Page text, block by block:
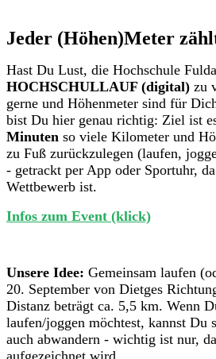
Jeder (Höhen)Meter
Hast Du Lust, die Hochschule
HOCHSCHULLAUF (digital) zu
gerne und Höhenmeter sind für
bist Du hier genau richtig: Ziel ist
Minuten so viele Kilometer und
zu Fuß zurückzulegen (laufen,
- getrackt per App oder Sportuhr,
Wettbewerb ist.
Infos zum Event (klick)
Unsere Idee: Gemeinsam laufen
20. September von Dietges
Distanz beträgt ca. 5,5 km. Wenn
laufen/joggen möchtest, kannst Du
auch abwandern - wichtig ist nur,
aufgezeichnet wird.